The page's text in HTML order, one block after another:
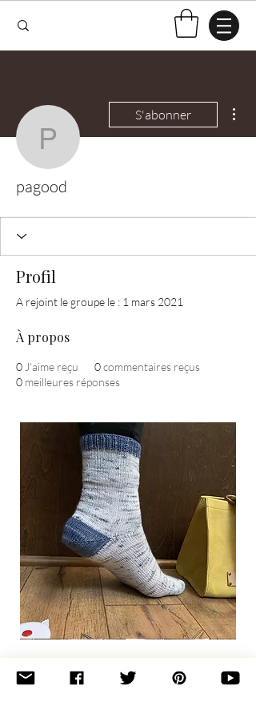
pagood
S'abonner
pagood
Profil
A rejoint le groupe le : 1 mars 2021
À propos
0 J'aime reçu 0commentaires reçus
0 meilleures réponses
Basic
Socks
Join the newsletter